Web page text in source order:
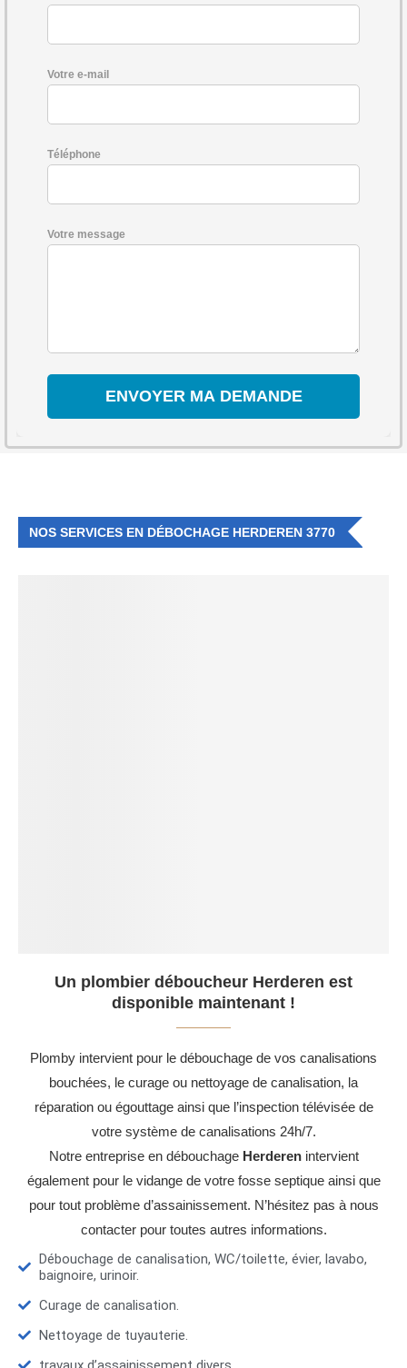
Votre e-mail
Téléphone
Votre message
NOS SERVICES EN DÉBOCHAGE HERDEREN 3770
Un plombier déboucheur Herderen est
disponible maintenant !
Plomby intervient pour le débouchage de vos canalisations
bouchées, le curage ou nettoyage de canalisation, la
réparation ou égouttage ainsi que l’inspection télévisée de
votre système de canalisations 24h/7.
Notre entreprise en débouchage Herderenintervient
également pour le vidange de votre fosse septique ainsi que
pour tout problème d’assainissement. N’hésitez pas à nous
contacter pour toutes autres informations.
Débouchage de canalisation, WC/toilette, évier, lavabo,
baignoire, urinoir.
Curage de canalisation.
Nettoyage de tuyauterie.